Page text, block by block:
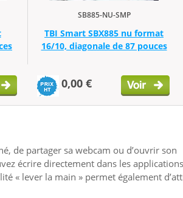
SB885-NU-SMP
TBI Smart SBX885 nu format
16/10, diagonale de 87 pouces
0,00 €
de partager sa webcam ou d’ouvrir son
écrire directement dans les applications
« lever la main » permet également